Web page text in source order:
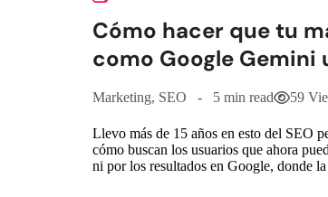
Cómo hacer que tu
como Google Gemini
Marketing, SEO 5 min read 59
Llevo más de 15 años en esto del SEO
cómo buscan los usuarios que ahora
ni por los resultados en Google, donde